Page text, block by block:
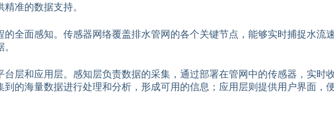
准的数据支持。
全面感知。传感器网络覆盖排水管网的各个关键节点，能够实时捕捉水流
层和应用层。感知层负责数据的采集，通过部署在管网中的传感器，实
的海量数据进行处理和分析，形成可用的信息；应用层则提供用户界面，